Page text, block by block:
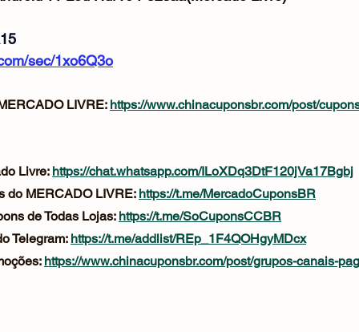
sec/1xo6Q3o
LIVRE: https://www.chinacuponsbr.com/post/
Livre: https://chat.whatsapp.com/ILoXDq3DtF120jVa17Bgbj
do MERCADO LIVRE: https://t.me/MercadoCuponsBR
de Todas Lojas: https://t.me/SoCuponsCCBR
Telegram: https://t.me/addlist/REp_1F4QOHgyMDcx
https://www.chinacuponsbr.com/post/grupos-canais-